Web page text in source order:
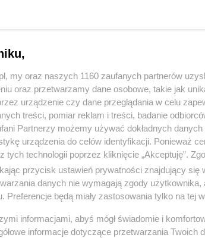
ogłoszenie nie istnieje lub nie jest
my oraz naszych 1160 zaufanych partnerów
oraz przetwarzamy dane osobowe, takie jak
urządzenie czy dane przeglądania w celu
treści, pomiar reklam i treści, badanie
Partnerzy możemy używać dokładnych
urządzenia do celów identyfikacji. Ponieważ
tych technologii poprzez kliknięcie „Akceptuję”.
przycisk ustawień prywatności znajdujący się
danych nie wymagają zgody
Preferencje będą miały zastosowania tylko na tej
informacjami, abyś mógł świadomie i
informacje dotyczące przetwarzania Twoich